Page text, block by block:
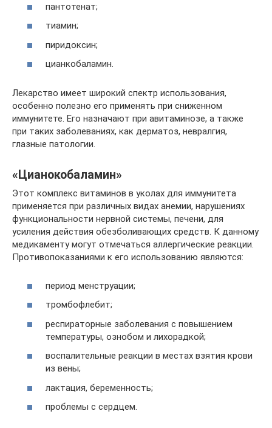
пантотенат;
тиамин;
пиридоксин;
цианкобаламин.
Лекарство имеет широкий спектр использования,
особенно полезно его применять при сниженном
иммунитете. Его назначают при авитаминозе, а также
при таких заболеваниях, как дерматоз, невралгия,
глазные патологии.
«Цианокобаламин»
Этот комплекс витаминов в уколах для иммунитета
применяется при различных видах анемии, нарушениях
функциональности нервной системы, печени, для
усиления действия обезболивающих средств. К данному
медикаменту могут отмечаться аллергические реакции.
Противопоказаниями к его использованию являются:
период менструации;
тромбофлебит;
респираторные заболевания с повышением
температуры, ознобом и лихорадкой;
воспалительные реакции в местах взятия крови
из вены;
лактация, беременность;
проблемы с сердцем.